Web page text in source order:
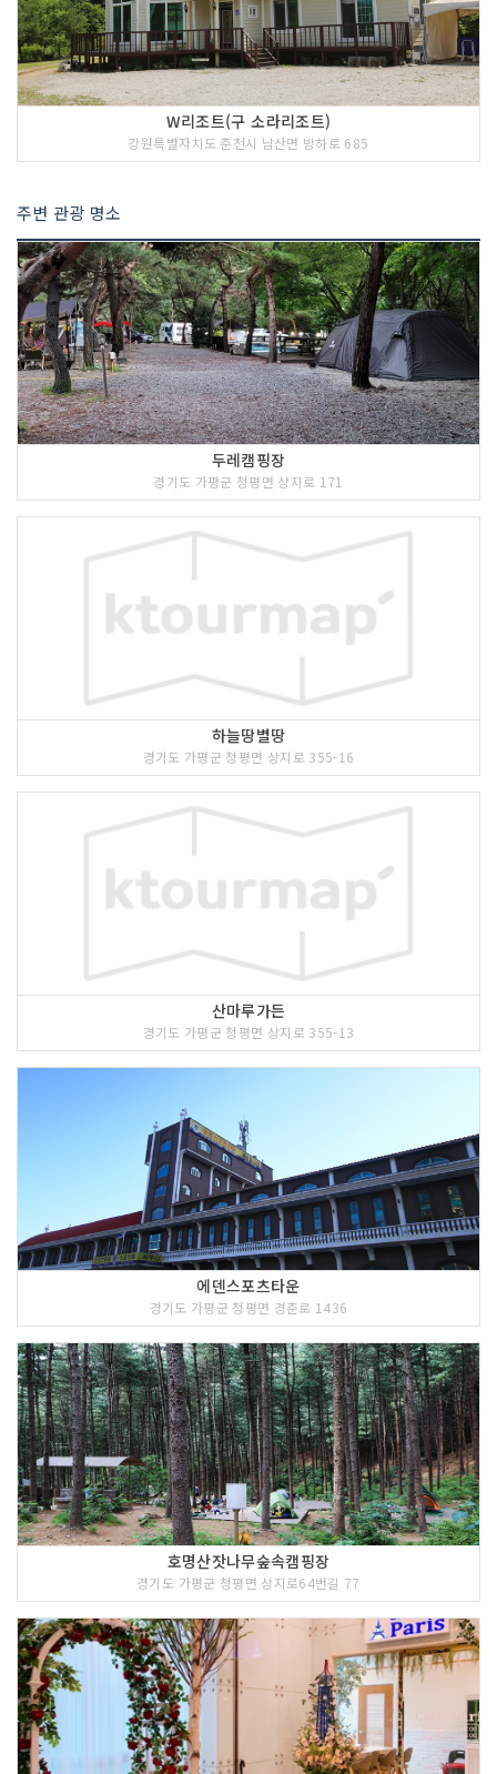
W리조트(구 소라리조트)
강원특별자치도 춘천시 남산면 방하로 685
주변 관광 명소
두레캠핑장
경기도 가평군 청평면 상지로 171
하늘땅별땅
경기도 가평군 청평면 상지로 355-16
산마루가든
경기도 가평군 청평면 상지로 355-13
에덴스포츠타운
경기도 가평군 청평면 경춘로 1436
호명산잣나무숲속캠핑장
경기도 가평군 청평면 상지로64번길 77